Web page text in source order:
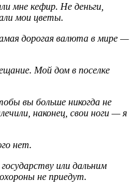
мне кефир. Не деньги,
мои цветы.
дорогая валюта в мире —
Мой дом в поселке
вы больше никогда не
наконец, свои ноги — я
нет.
или дальним
не приедут.